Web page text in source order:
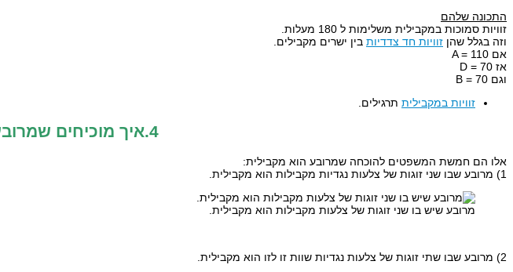
התכונה שלהם
זוויות סמוכות במקבילית משלימות ל 180 מעלות.
וזה בגלל שהן זוויות חד צדדיות בין ישרים מקבילים.
אם A = 110
אז D = 70
וגם B = 70
זוויות במקבילית תרגילים.
4.איך מוכיחים שמרובע הוא מקבילית?
אלו הם חמשת המשפטים להוכחה שמרובע הוא מקבילית:
1) מרובע שבו שני זוגות של צלעות נגדיות מקבילות הוא מקבילית.
מרובע שיש בו שני זוגות של צלעות מקבילות הוא מקבילית.
2) מרובע שבו שתי זוגות של צלעות נגדיות שוות זו לזו הוא מקבילית.